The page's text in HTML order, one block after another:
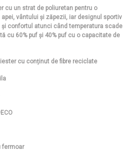
cu un strat de poliuretan pentru o
vântului și zăpezii, iar designul sportiv
și confortul atunci când temperatura scade
cu 60% puf și 40% puf cu o capacitate de
cu conținut de fibre reciclate
fermoar